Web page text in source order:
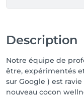
Description
Notre équipe de
être, expérimentés
sur Google ) est
nouveau cocon